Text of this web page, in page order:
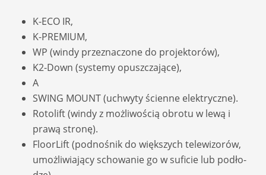
K-ECO IR,
K-PREMIUM,
WP (windy prze­zna­czone do pro­jek­to­rów),
K2-Down (sys­temy opusz­cza­jące),
A
SWING MOUNT (uchwyty ścienne elek­tryczne).
Roto­lift (windy z moż­li­wo­ścią obrotu w lewą i
prawą stronę).
Flo­orLift (podno­śnik do więk­szych tele­wi­zo­rów,
umoż­li­wia­jący scho­wa­nie go w sufi­cie lub podło­